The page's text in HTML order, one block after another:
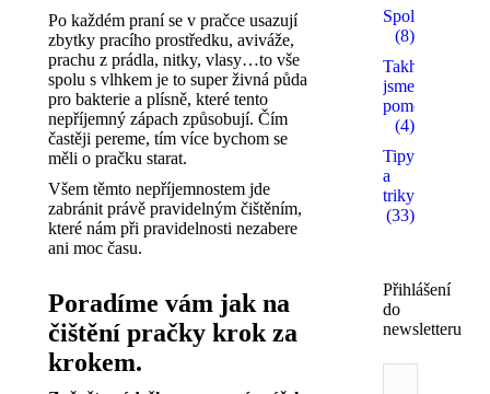
Po každém praní se v pračce usazují
zbytky pracího prostředku, aviváže,
prachu z prádla, nitky, vlasy…to vše
spolu s vlhkem je to super živná půda
pro bakterie a plísně, které tento
nepříjemný zápach způsobují. Čím
častěji pereme, tím více bychom se
měli o pračku starat.
Všem těmto nepříjemnostem jde
zabránit právě pravidelným čištěním,
které nám při pravidelnosti nezabere
ani moc času.
Poradíme vám jak na
čištění pračky krok za
krokem.
(8)
Takhle
jsme
pomohli
(4)
Tipy
a
triky
(33)
Přihlášení
do
newsletteru